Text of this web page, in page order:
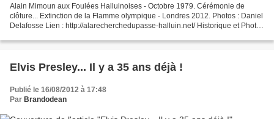
Alain Mimoun aux Foulées Halluinoises - Octobre 1979. Cérémonie de
clôture... Extinction de la Flamme olympique - Londres 2012. Photos : Daniel
Delafosse Lien : http://alarecherchedupasse-halluin.net/ Historique et Photos
Elvis Presley... Il y a 35 ans déjà !
Publié le 16/08/2012 à 17:48
Par Brandodean